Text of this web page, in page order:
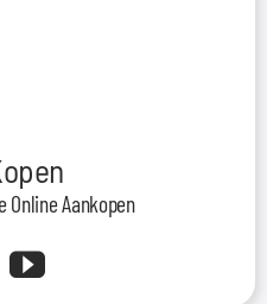
Aankopen